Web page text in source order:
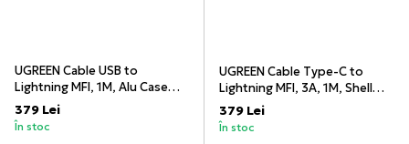
UGREEN Cable USB to
Lightning MFI, 1M, Alu Case
with Braided, Black | US291
379 Lei
În stoc
UGREEN Cable Type-C to
Lightning MFI, 3A, 1M, Shell
Braided, US304, Silver
379 Lei
În stoc